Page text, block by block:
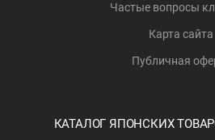
Частые вопросы
Карта сайта
Публичная
КАТАЛОГ ЯПОНСКИХ